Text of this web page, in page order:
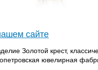
сайте
Золотой крест,
ювелирная